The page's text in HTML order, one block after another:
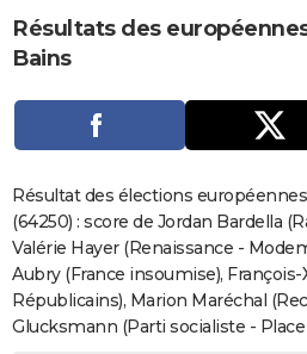
CARTE DE VOEUX
Carte de Noël
Carte Bonne année
Carte Saint-Valentin
Carte Pâques
Carte d'anniversaire
Dictionnaire
Biographies
Expressions
Proverbes
PROGRAMME TV
S'inscrire
Se connecter
Lycées
Collèges
Primaires
Universités
Entreprises
Service militaire
Avis de recherche
AVIS DE DÉCÈS
FORUM
Bricolage
Lifestyle
Culture
SportAuto
Television
Voyage
Cinema
Résultats des
Bains
Résultat des élections
(64250) : score de Jordan Bardella
Valérie Hayer (Renaissance -
Aubry (France insoumise),
Républicains), Marion Maréchal
Glucksmann (Parti socialiste - Place